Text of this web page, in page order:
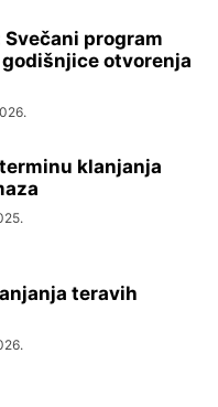
program
otvorenja
klanjanja
teravih